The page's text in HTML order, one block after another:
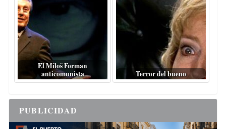
El Miloš Forman
anticomunista
Terror del bueno
PUBLICIDAD